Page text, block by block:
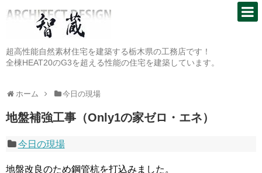
超高性能自然素材住宅を建築する栃木県の工務店です！
全棟HEAT20のG3を超える性能の住宅を建築しています。
ホーム 今日の現場
地盤補強工事（Only1の家ゼロ・エネ）
今日の現場
地盤改良のため鋼管杭を打込みました。